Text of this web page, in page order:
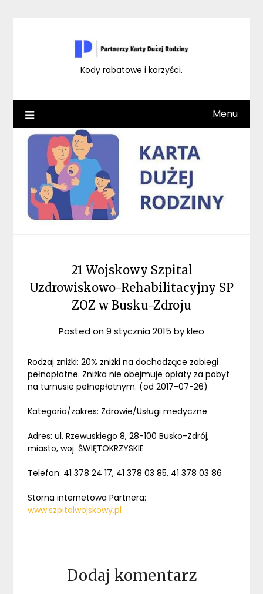
Kody rabatowe i korzyści.
Menu
21 Wojskowy Szpital
Uzdrowiskowo-Rehabilitacyjny SP
ZOZ w Busku-Zdroju
Posted on9 stycznia 2015 bykleo
Rodzaj zniżki: 20% zniżki na dochodzące zabiegi
pełnopłatne. Zniżka nie obejmuje opłaty za pobyt
na turnusie pełnopłatnym. (od 2017-07-26)
Kategoria/zakres: Zdrowie/Usługi medyczne
Adres: ul. Rzewuskiego 8, 28-100 Busko-Zdrój,
miasto, woj. ŚWIĘTOKRZYSKIE
Telefon: 41 378 24 17, 41 378 03 85, 41 378 03 86
Storna internetowa Partnera:
www.szpitalwojskowy.pl
Dodaj komentarz